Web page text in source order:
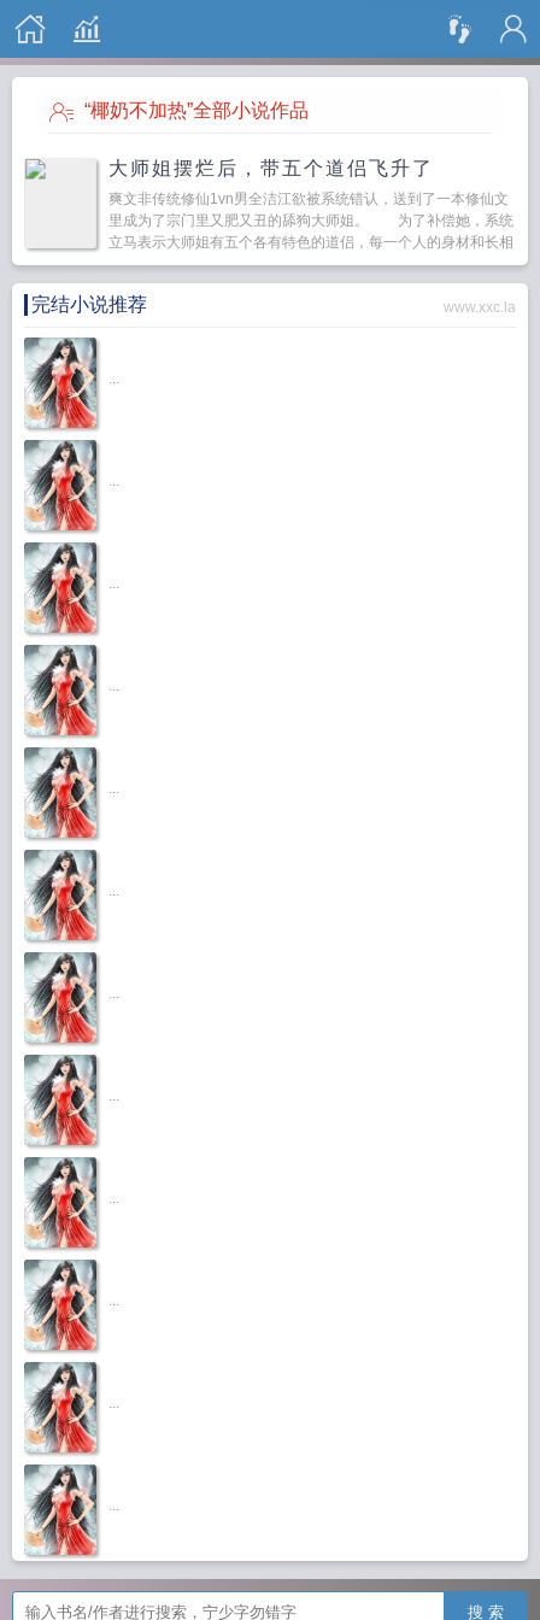
搜 索
“椰奶不加热”全部小说作品
大师姐摆烂后，带五个道侣飞升了
爽文非传统修仙1vn男全洁江欲被系统错认，送到了一本修仙文
里成为了宗门里又肥又丑的舔狗大师姐。 为了补偿她，系统
立马表示大师姐有五个各有特色的道侣，每一个人的身材和长相
都让江欲流鼻血。 贵妃椅上…...
完结小说推荐 www.xxc.la
...
...
...
...
...
...
...
...
...
...
...
...
搜 索